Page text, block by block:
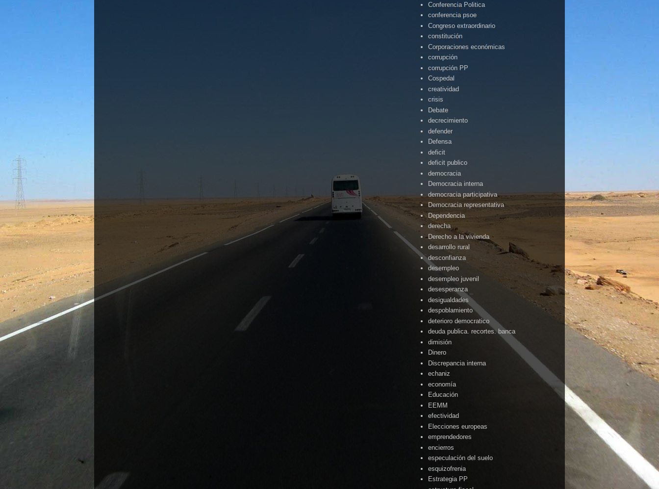
Conferencia Politica
conferencia psoe
Congreso extraordinario
constitución
Corporaciones económicas
corrupción
corrupción PP
Cospedal
creatividad
crisis
Debate
decrecimiento
defender
Defensa
deficit
deficit publico
democracia
Democracia interna
democracia participativa
Democracia representativa
Dependencia
derecha
Derecho a la vivienda
desarrollo rural
desconfianza
desempleo
desempleo juvenil
desesperanza
desigualdades
despoblamiento
deterioro democratico
deuda publica. recortes. banca
dimisión
Dinero
Discrepancia interna
echaniz
economía
Educación
EEMM
efectividad
Elecciones europeas
emprendedores
encierros
especulación del suelo
esquizofrenia
Estrategia PP